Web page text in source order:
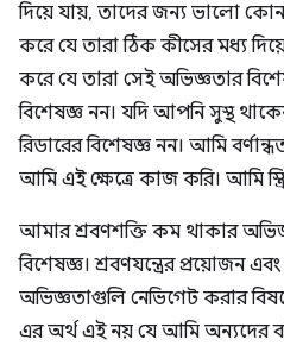
দিয়ে যায়, তাদের জন্য ভালো
করে যে তারা ঠিক কীসের মধ্য
করে যে তারা সেই অভিজ্ঞতার
বিশেষজ্ঞ নন। যদি আপনি সুস্থ
রিডারের বিশেষজ্ঞ নন। আমি
আমি এই ক্ষেত্রে কাজ করি। আমি
আমার শ্রবণশক্তি কম থাকার
বিশেষজ্ঞ। শ্রবণযন্ত্রের প্রয়োজন
অভিজ্ঞতাগুলি নেভিগেট করার
এর অর্থ এই নয় যে আমি অন্যদের